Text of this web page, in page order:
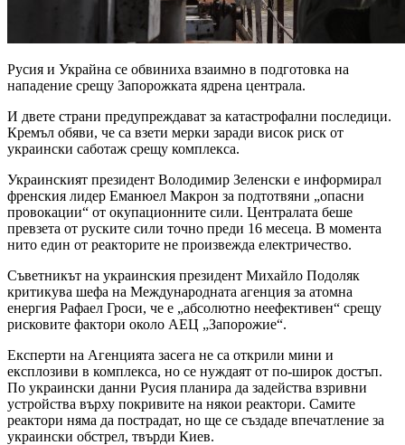
Русия и Украйна се обвиниха взаимно в подготовка на
нападение срещу Запорожката ядрена централа.
И двете страни предупреждават за катастрофални последици.
Кремъл обяви, че са взети мерки заради висок риск от
украински саботаж срещу комплекса.
Украинският президент Володимир Зеленски е информирал
френския лидер Еманюел Макрон за подтотвяни „опасни
провокации“ от окупационните сили. Централата беше
превзета от руските сили точно преди 16 месеца. В момента
нито един от реакторите не произвежда електричество.
Съветникът на украинския президент Михайло Подоляк
критикува шефа на Международната агенция за атомна
енергия Рафаел Гроси, че е „абсолютно неефективен“ срещу
рисковите фактори около АЕЦ „Запорожие“.
Експерти на Агенцията засега не са открили мини и
експлозиви в комплекса, но се нуждаят от по-широк достъп.
По украински данни Русия планира да задейства взривни
устройства върху покривите на някои реактори. Самите
реактори няма да пострадат, но ще се създаде впечатление за
украински обстрел, твърди Киев.